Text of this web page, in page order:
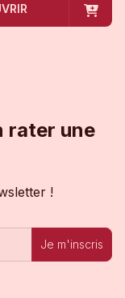
rater une
!
Je m'inscris